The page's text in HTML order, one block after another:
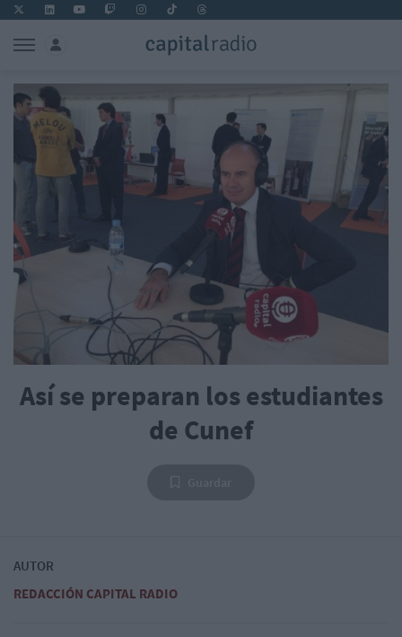
Así se preparan los estudiantes
de Cunef
AUTOR
REDACCIÓN CAPITAL RADIO